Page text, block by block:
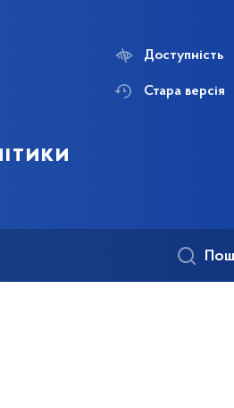
Доступність
Стара версія